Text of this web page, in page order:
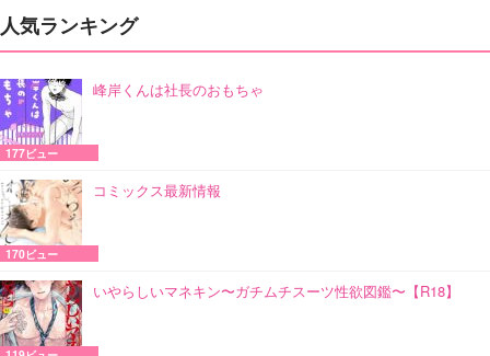
人気ランキング
峰岸くんは社長のおもちゃ
177ビュー
コミックス最新情報
170ビュー
いやらしいマネキン〜ガチムチスーツ性欲図鑑〜【R18】